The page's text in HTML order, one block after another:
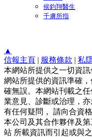
侯鈞翔醫生
千膚所指
▲
信報主頁 | 服務條款 | 私
本網站所提供之一切資
網站所提供的資訊準確
確無誤。本網站刊載之
業意見、診斷或治理，
有任何疑問， 請向合資
本公司及其合作夥伴及
站 所載資訊而引起或與